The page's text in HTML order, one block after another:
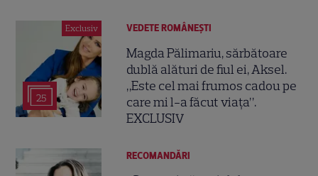
Exclusiv
25
VEDETE ROMÂNEŞTI
Magda Pălimariu, sărbătoare
dublă alături de fiul ei, Aksel.
„Este cel mai frumos cadou pe
care mi l-a făcut viața”.
EXCLUSIV
RECOMANDĂRI